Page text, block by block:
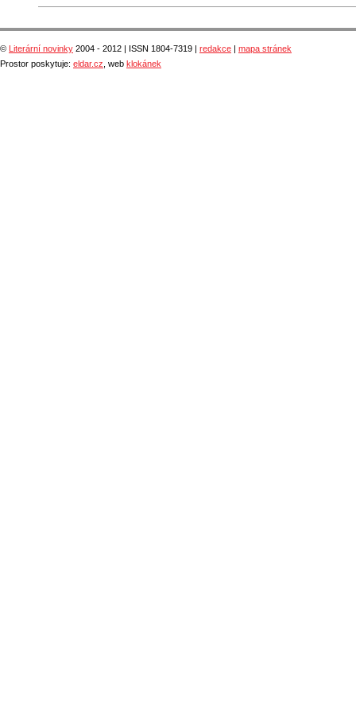
© Literární novinky 2004 - 2012 | ISSN 1804-7319 | redakce | mapa stránek
Prostor poskytuje: eldar.cz , web klokánek